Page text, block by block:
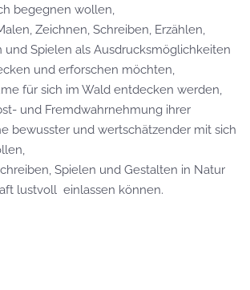
begegnen wollen,
Zeichnen, Schreiben, Erzählen,
und Spielen als Ausdrucksmöglichkeiten
und erforschen möchten,
für sich im Wald entdecken werden,
und Fremdwahrnehmung ihrer
bewusster und wertschätzender mit sich
Spielen und Gestalten in Natur
lustvoll einlassen können.